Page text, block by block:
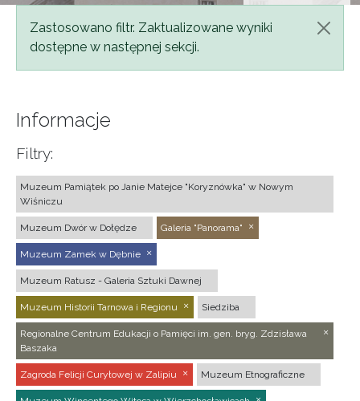
Komunikat
Zastosowano filtr. Zaktualizowane wyniki
dostępne w następnej sekcji.
Informacje
Filtry:
Muzeum Pamiątek po Janie Matejce "Koryznówka" w Nowym
Wiśniczu
Muzeum Dwór w Dołędze Galeria "Panorama"
Muzeum Zamek w Dębnie
Muzeum Ratusz - Galeria Sztuki Dawnej
Muzeum Historii Tarnowa i Regionu Siedziba
Regionalne Centrum Edukacji o Pamięci im. gen. bryg. Zdzisława
Baszaka
Zagroda Felicji Curyłowej w Zalipiu Muzeum Etnograficzne